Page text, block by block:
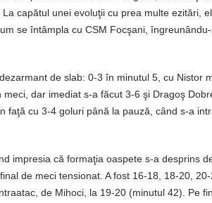
capătul unei evoluţii cu prea multe ezitări,
se întâmpla cu CSM Focşani,
de slab: 0-3 în minutul 5, cu Nistor
dar imediat s-a făcut 3-6 şi Dragoş
faţă cu 3-4 goluri până la pauză, când s-a
impresia că formaţia oaspete s-a desprins
de meci tensionat. A fost 16-18, 18-20,
de Mihoci, la 19-20 (minutul 42). Pe